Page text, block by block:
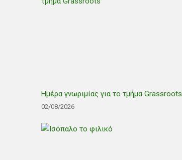
Ημέρα γνωριμίας για το τμήμα Grassroots
02/08/2026